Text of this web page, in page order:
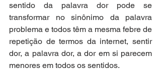
sentido da palavra dor pode se
transformar no sinônimo da palavra
problema e todos têm a mesma febre de
repetição de termos da internet, sentir
dor, a palavra dor, a dor em si parecem
menores em todos os sentidos.